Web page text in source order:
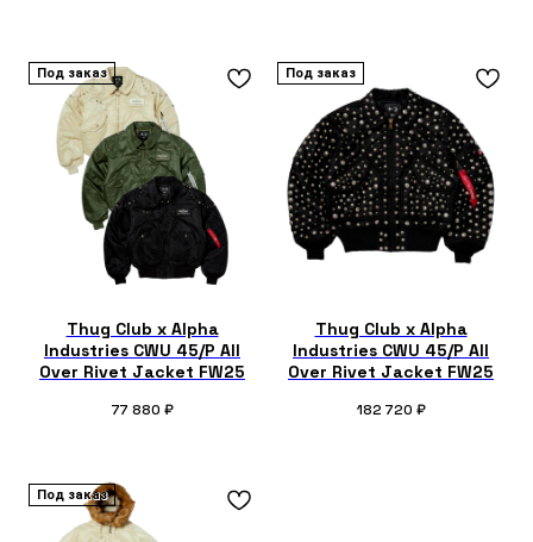
Под заказ
Thug Club x Alpha
Industries CWU 45/P All
Over Rivet Jacket FW25
77 880 ₽
Под заказ
Thug Club x Alpha
Industries CWU 45/P All
Over Rivet Jacket FW25
182 720 ₽
Под заказ